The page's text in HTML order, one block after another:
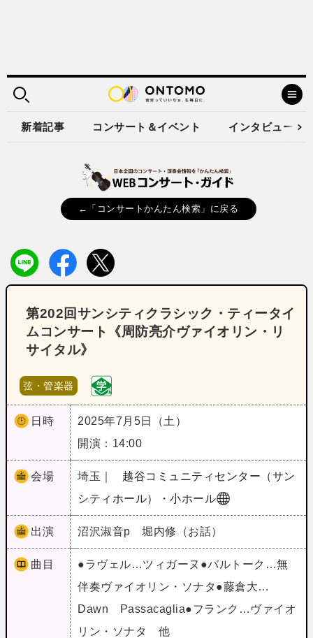
新着記事 コンサート＆イベント インタビュー
←「コンサートかんたん検索」に戻る
第202回サンシティクラシック・ティータイ
ムコンサート《周防亮介ヴァイオリン・リ
サイタル》
弦・管楽器
日時
2025年7月5日（土）
開演：14:00
会場 埼玉｜
越谷コミュニティセンター（サン
シティホール）・小ホール
出演 沼沢淑音p 堀内修（お話）
曲目
●ラヴェル…ツィガーヌ●バルトーク…無
伴奏ヴァイオリン・ソナタ●藤倉大…
Dawn Passacaglia●フランク…ヴァイオ
リン・ソナタ 他